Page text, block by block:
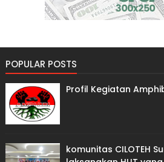
POPULAR POSTS
Profil Kegiatan
komunitas CILOTEH